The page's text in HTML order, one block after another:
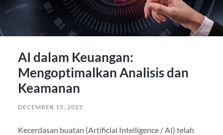
AI dalam Keuangan:
Mengoptimalkan Analisis dan
Keamanan
DECEMBER 15, 2025
Kecerdasan buatan (Artificial Intelligence / AI) telah